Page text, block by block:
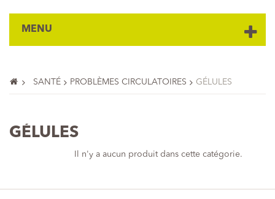
MENU
SANTÉ PROBLÈMES CIRCULATOIRES GÉLULES
GÉLULES
Il n'y a aucun produit dans cette catégorie.